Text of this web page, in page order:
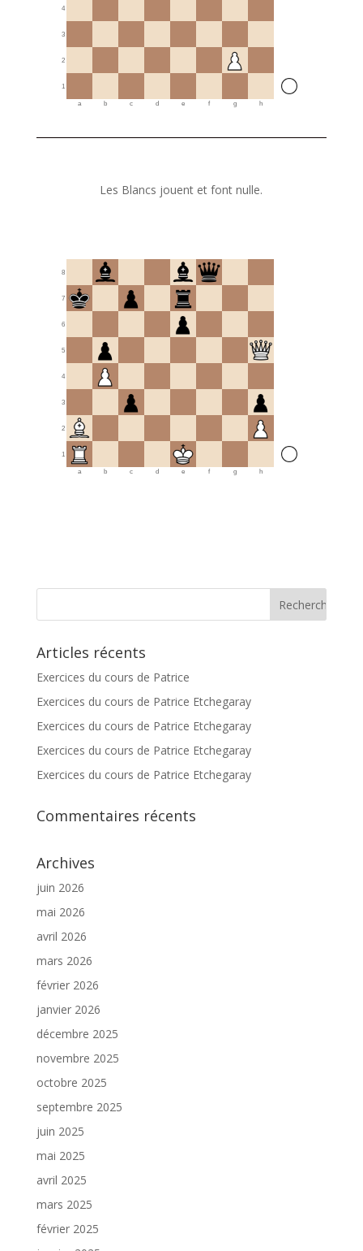
1
2
3
4
a b c d e f g h
Les Blancs jouent et font nulle.
1
2
3
4
5
6
7
8
a b c d e f g h
Articles récents
Exercices du cours de Patrice
Exercices du cours de Patrice Etchegaray
Exercices du cours de Patrice Etchegaray
Exercices du cours de Patrice Etchegaray
Exercices du cours de Patrice Etchegaray
Commentaires récents
Archives
juin 2026
mai 2026
avril 2026
mars 2026
février 2026
janvier 2026
décembre 2025
novembre 2025
octobre 2025
septembre 2025
juin 2025
mai 2025
avril 2025
mars 2025
février 2025